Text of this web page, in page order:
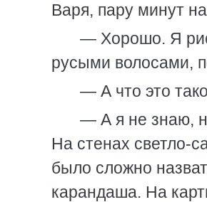
Варя, пару минут
— Хорошо. Я
русыми волосами,
— А что это
— А я не знаю,
На стенах светло-
было сложно
карандаша. На